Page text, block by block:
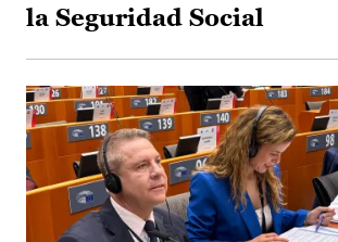
la Seguridad Social